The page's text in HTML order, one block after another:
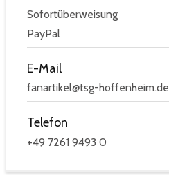
Sofortüberweisung
PayPal
E-Mail
fanartikel@tsg-hoffenheim.de
Telefon
+49 7261 9493 0